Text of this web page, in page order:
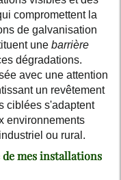
compromettent la
de galvanisation
une barrière
dégradations.
avec une attention
un revêtement
ciblées s'adaptent
environnements
ou rural.
mes installations